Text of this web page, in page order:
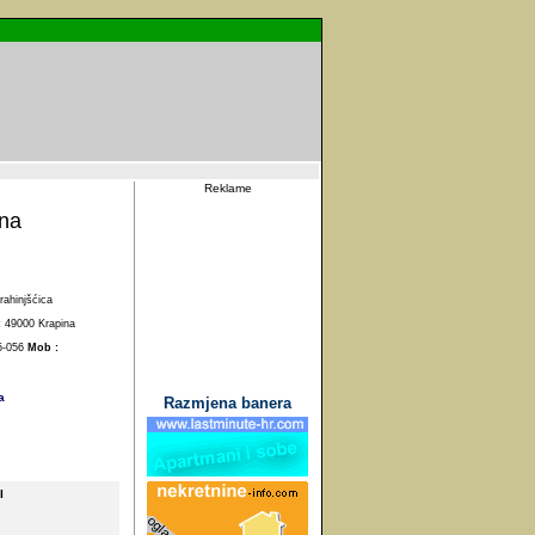
49000 Krapina
056 Mob :
Reklame
Razmjena banera